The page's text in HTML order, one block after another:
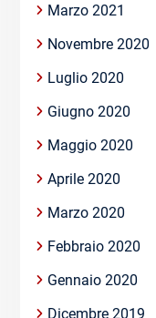
Marzo 2021
Novembre 2020
Luglio 2020
Giugno 2020
Maggio 2020
Aprile 2020
Marzo 2020
Febbraio 2020
Gennaio 2020
Dicembre 2019